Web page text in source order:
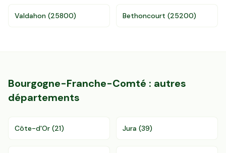
Valdahon (25800) Bethoncourt (25200)
Bourgogne-Franche-Comté : autres
départements
Côte-d'Or (21) Jura (39)